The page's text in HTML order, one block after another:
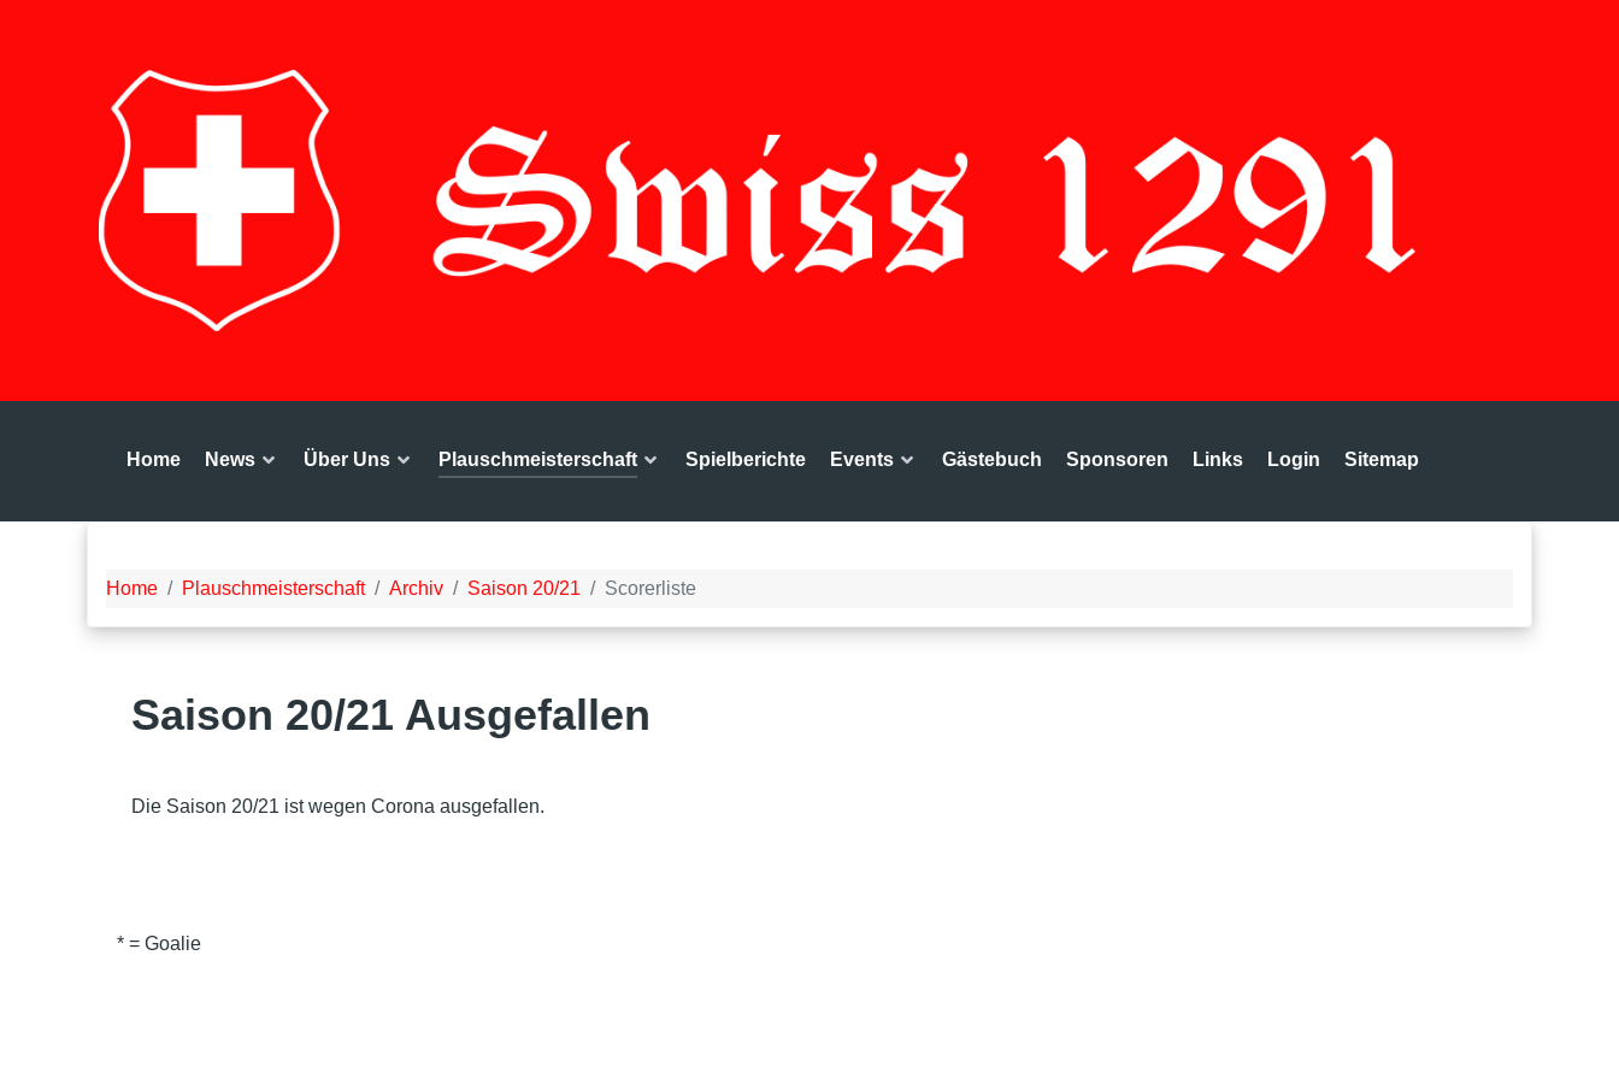
Home News Über Uns Plauschmeisterschaft Spielberichte Events Gästebuch Sponsoren Links Login Sitemap
Home Plauschmeisterschaft Archiv Saison 20/21 Scorerliste
Saison 20/21 Ausgefallen
Die Saison 20/21 ist wegen Corona ausgefallen.
* = Goalie